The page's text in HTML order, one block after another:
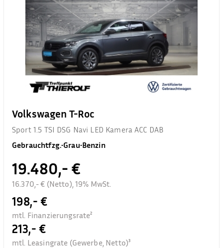
Volkswagen T-Roc
Sport 1.5 TSI DSG Navi LED Kamera ACC DAB
Gebrauchtfzg.•Grau•Benzin
19.480,- €
16.370,- € (Netto), 19% MwSt.
198,- €
mtl. Finanzierungsrate²
213,- €
mtl. Leasingrate (Gewerbe, Netto)³